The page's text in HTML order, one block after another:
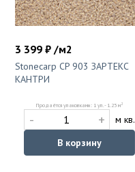
3 399 ₽ /м2
Stonecarp CP 903 ЗАРТЕКС
КАНТРИ
Продаётся упаковками: 1 уп. - 1.25 м2
- +
м кв.
В корзину